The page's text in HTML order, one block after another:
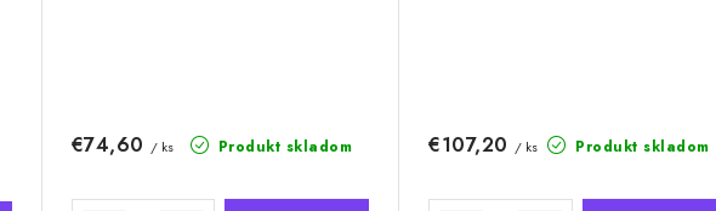
Produkt skladom
€74,60 / ks Produkt skladom
€107,20 / ks